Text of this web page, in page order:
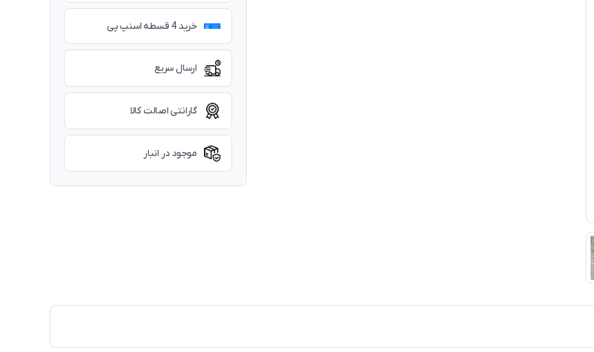
خرید 4 قسطه اسنپ پی
ارسال سریع
گارانتی اصالت کالا
موجود در انبار